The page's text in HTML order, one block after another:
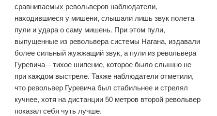
сравниваемых револьверов наблюдатели,
находившиеся у мишени, слышали лишь звук полета
пули и удара о саму мишень. При этом пули,
выпущенные из револьвера системы Нагана, издавали
более сильный жужжащий звук, а пули из револьвера
Гуревича – тихое шипение, которое было слышно не
при каждом выстреле. Также наблюдатели отметили,
что револьвер Гуревича был стабильнее и стрелял
кучнее, хотя на дистанции 50 метров второй револьвер
показал себя чуть лучше.